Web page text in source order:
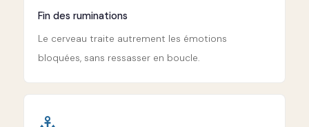
Fin des ruminations
Le cerveau traite autrement les émotions
bloquées, sans ressasser en boucle.